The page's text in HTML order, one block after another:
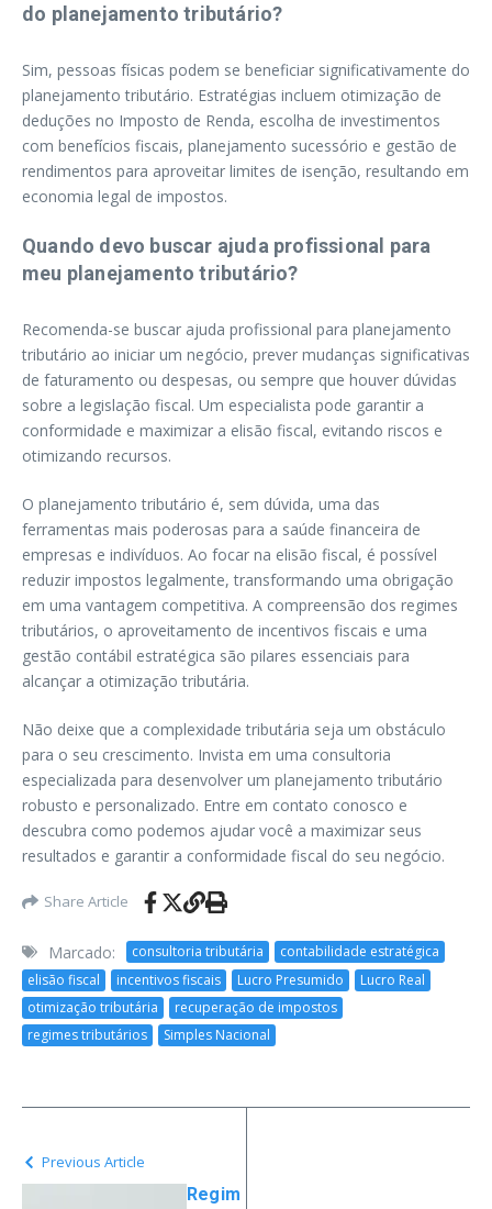
do planejamento tributário?
Sim, pessoas físicas podem se beneficiar significativamente do
planejamento tributário. Estratégias incluem otimização de
deduções no Imposto de Renda, escolha de investimentos
com benefícios fiscais, planejamento sucessório e gestão de
rendimentos para aproveitar limites de isenção, resultando em
economia legal de impostos.
Quando devo buscar ajuda profissional para
meu planejamento tributário?
Recomenda-se buscar ajuda profissional para planejamento
tributário ao iniciar um negócio, prever mudanças significativas
de faturamento ou despesas, ou sempre que houver dúvidas
sobre a legislação fiscal. Um especialista pode garantir a
conformidade e maximizar a elisão fiscal, evitando riscos e
otimizando recursos.
O planejamento tributário é, sem dúvida, uma das
ferramentas mais poderosas para a saúde financeira de
empresas e indivíduos. Ao focar na elisão fiscal, é possível
reduzir impostos legalmente, transformando uma obrigação
em uma vantagem competitiva. A compreensão dos regimes
tributários, o aproveitamento de incentivos fiscais e uma
gestão contábil estratégica são pilares essenciais para
alcançar a otimização tributária.
Não deixe que a complexidade tributária seja um obstáculo
para o seu crescimento. Invista em uma consultoria
especializada para desenvolver um planejamento tributário
robusto e personalizado. Entre em contato conosco e
descubra como podemos ajudar você a maximizar seus
resultados e garantir a conformidade fiscal do seu negócio.
Share Article
Marcado: consultoria tributária
contabilidade estratégica
elisão fiscal
incentivos fiscais Lucro Presumido
Lucro Real
otimização tributária
recuperação de impostos
regimes tributários
Simples Nacional
Previous Article
Regim